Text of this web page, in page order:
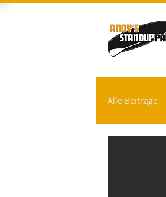
Alle Beiträge